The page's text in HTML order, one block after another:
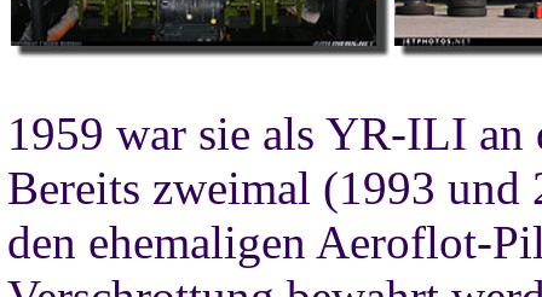
1959 war sie als YR-ILI
Bereits zweimal (1993 und
den ehemaligen Aeroflot-